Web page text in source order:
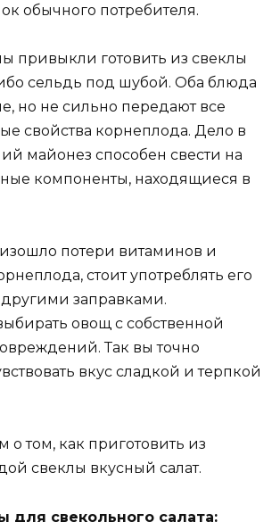
обычного потребителя.
привыкли готовить из свеклы
сельдь под шубой. Оба блюда
но не сильно передают все
свойства корнеплода. Дело в
майонез способен свести на
компоненты, находящиеся в
потери витаминов и
стоит употреблять его
заправками.
овощ с собственной
Так вы точно
вкус сладкой и терпкой
о том, как приготовить из
свеклы вкусный салат.
для свекольного салата: